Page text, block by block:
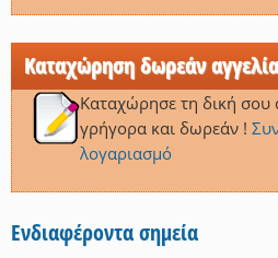
Καταχώρηση δωρεάν
Καταχώρησε τη δική σου
γρήγορα και δωρεάν !
λογαριασμό
Ενδιαφέροντα σημεία